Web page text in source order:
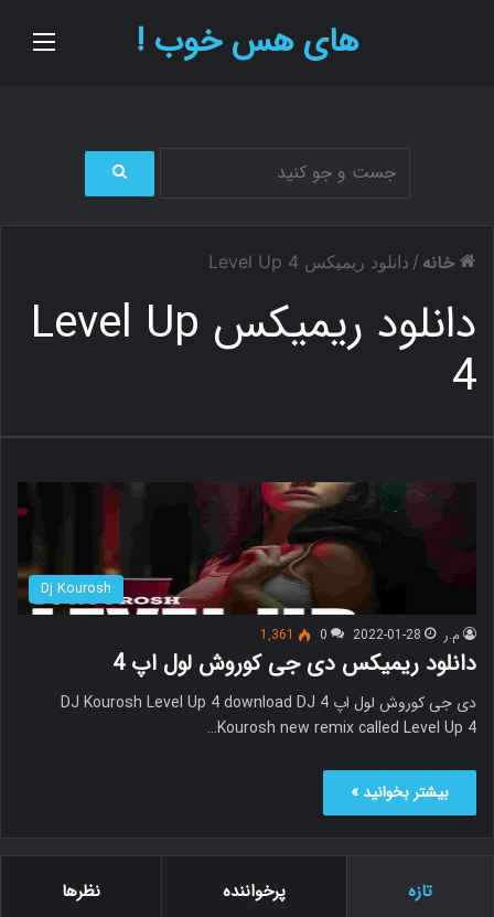
های هس خوب !
ج
ب
ر
خانه / دانلود ریمیکس Level Up 4
دانلود ریمیکس Level Up
4
Dj Kourosh
م.ر 2022-01-28
0
1,361
دانلود ریمیکس دی جی کوروش لول اپ 4
دی جی کوروش لول اپ 4 DJ Kourosh Level Up 4 download DJ
Kourosh new remix called Level Up 4…
بیشتر بخوانید »
تازه پرخواننده نظرها